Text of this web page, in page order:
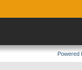
Powered